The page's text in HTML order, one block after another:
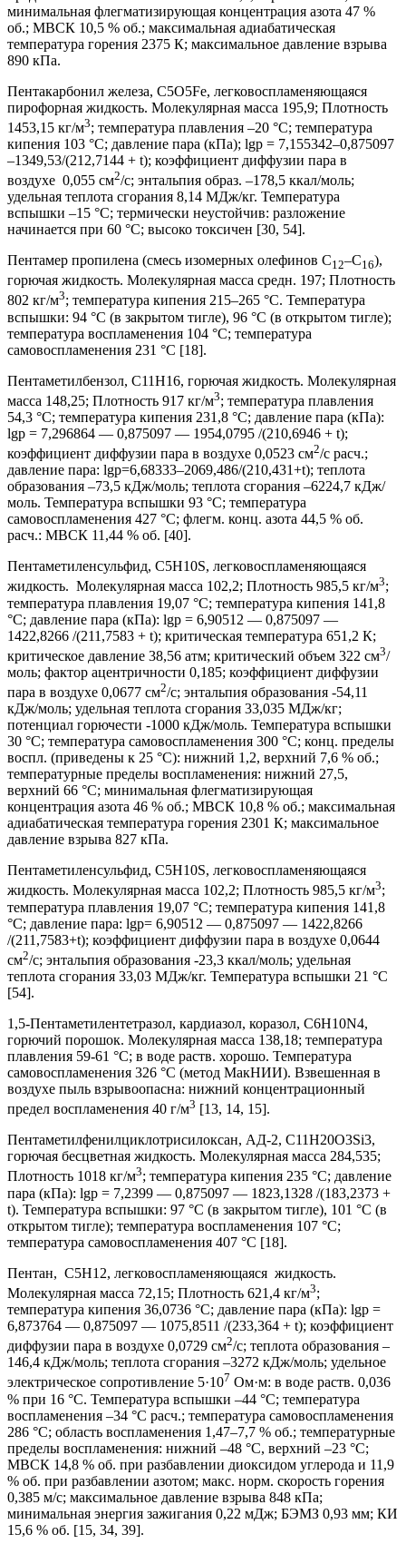
минимальная флегматизирующая концентрация азота 47 %
об.; МВСК 10,5 % об.; максимальная адиабатическая
температура горения 2375 К; максимальное давление взрыва
890 кПа.
Пентакарбонил железа, C5O5Fe, легковоспламеняющаяся
пирофорная жидкость. Молекулярная масса 195,9; Плотность
1453,15 кг/м3; температура плавления –20 °С; температура
кипения 103 °С; давление пара (кПа); lgp = 7,155342–0,875097
–1349,53/(212,7144 + t); коэффициент диффузии пара в
воздухе 0,055 см2/с; энтальпия образ. –178,5 ккал/моль;
удельная теплота сгорания 8,14 МДж/кг. Температура
вспышки –15 °С; термически неустойчив: разложение
начинается при 60 °С; высоко токсичен [30, 54].
Пентамер пропилена (смесь изомерных олефинов C12–C16),
горючая жидкость. Молекулярная масса средн. 197; Плотность
802 кг/м3; температура кипения 215–265 °С. Температура
вспышки: 94 °С (в закрытом тигле), 96 °С (в открытом тигле);
температура воспламенения 104 °С; температура
самовоспламенения 231 °С [18].
Пентаметилбензол, C11H16, горючая жидкость. Молекулярная
масса 148,25; Плотность 917 кг/м3; температура плавления
54,3 °С; температура кипения 231,8 °С; давление пара (кПа):
lgp = 7,296864 — 0,875097 — 1954,0795 /(210,6946 + t);
коэффициент диффузии пара в воздухе 0,0523 см2/с расч.;
давление пара: lgp=6,68333–2069,486/(210,431+t); теплота
образования –73,5 кДж/моль; теплота сгорания –6224,7 кДж/
моль. Температура вспышки 93 °С; температура
самовоспламенения 427 °С; флегм. конц. азота 44,5 % об.
расч.: МВСК 11,44 % об. [40].
Пентаметиленсульфид, C5H10S, легковоспламеняющаяся
жидкость. Молекулярная масса 102,2; Плотность 985,5 кг/м3;
температура плавления 19,07 °С; температура кипения 141,8
°С; давление пара (кПа): lgp = 6,90512 — 0,875097 —
1422,8266 /(211,7583 + t); критическая температура 651,2 К;
критическое давление 38,56 атм; критический объем 322 см3/
моль; фактор ацентричности 0,185; коэффициент диффузии
пара в воздухе 0,0677 см2/с; энтальпия образования -54,11
кДж/моль; удельная теплота сгорания 33,035 МДж/кг;
потенциал горючести -1000 кДж/моль. Температура вспышки
30 °С; температура самовоспламенения 300 °С; конц. пределы
воспл. (приведены к 25 °С): нижний 1,2, верхний 7,6 % об.;
температурные пределы воспламенения: нижний 27,5,
верхний 66 °С; минимальная флегматизирующая
концентрация азота 46 % об.; МВСК 10,8 % об.; максимальная
адиабатическая температура горения 2301 К; максимальное
давление взрыва 827 кПа.
Пентаметиленсульфид, C5H10S, легковоспламеняющаяся
жидкость. Молекулярная масса 102,2; Плотность 985,5 кг/м3;
температура плавления 19,07 °С; температура кипения 141,8
°С; давление пара: lgp= 6,90512 — 0,875097 — 1422,8266
/(211,7583+t); коэффициент диффузии пара в воздухе 0,0644
см2/с; энтальпия образования -23,3 ккал/моль; удельная
теплота сгорания 33,03 МДж/кг. Температура вспышки 21 °С
[54].
1,5-Пентаметилентетразол, кардиазол, коразол, C6H10N4,
горючий порошок. Молекулярная масса 138,18; температура
плавления 59-61 °С; в воде раств. хорошо. Температура
самовоспламенения 326 °С (метод МакНИИ). Взвешенная в
воздухе пыль взрывоопасна: нижний концентрационный
предел воспламенения 40 г/м3 [13, 14, 15].
Пентаметилфенилциклотрисилоксан, АД-2, C11H20O3Si3,
горючая бесцветная жидкость. Молекулярная масса 284,535;
Плотность 1018 кг/м3; температура кипения 235 °С; давление
пара (кПа): lgp = 7,2399 — 0,875097 — 1823,1328 /(183,2373 +
t). Температура вспышки: 97 °С (в закрытом тигле), 101 °С (в
открытом тигле); температура воспламенения 107 °С;
температура самовоспламенения 407 °С [18].
Пентан, C5H12, легковоспламеняющаяся жидкость.
Молекулярная масса 72,15; Плотность 621,4 кг/м3;
температура кипения 36,0736 °С; давление пара (кПа): lgp =
6,873764 — 0,875097 — 1075,8511 /(233,364 + t); коэффициент
диффузии пара в воздухе 0,0729 см2/с; теплота образования –
146,4 кДж/моль; теплота сгорания –3272 кДж/моль; удельное
электрическое сопротивление 5·107 Ом·м: в воде раств. 0,036
% при 16 °С. Температура вспышки –44 °С; температура
воспламенения –34 °С расч.; температура самовоспламенения
286 °С; область воспламенения 1,47–7,7 % об.; температурные
пределы воспламенения: нижний –48 °С, верхний –23 °С;
МВСК 14,8 % об. при разбавлении диоксидом углерода и 11,9
% об. при разбавлении азотом; макс. норм. скорость горения
0,385 м/с; максимальное давление взрыва 848 кПа;
минимальная энергия зажигания 0,22 мДж; БЭМЗ 0,93 мм; КИ
15,6 % об. [15, 34, 39].